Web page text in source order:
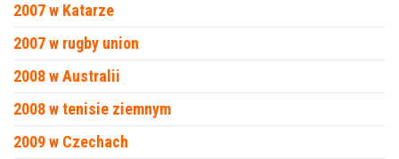
2007 w Katarze
2007 w rugby union
2008 w Australii
2008 w tenisie ziemnym
2009 w Czechach